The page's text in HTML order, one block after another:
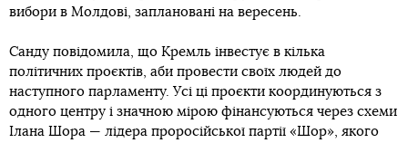
вибори в Молдові, заплановані на вересень.
Санду повідомила, що Кремль інвестує в кілька
політичних проєктів, аби провести своїх людей до
наступного парламенту. Усі ці проєкти координуються з
одного центру і значною мірою фінансуються через схеми
Ілана Шора — лідера проросійської партії «Шор», якого